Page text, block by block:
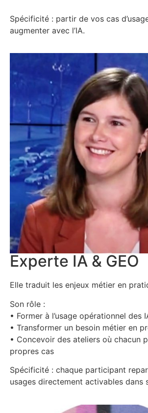
Spécificité : partir de vos cas
augmenter avec l’IA.
Experte IA & GEO
Elle traduit les enjeux métier en
Son rôle :
• Former à l’usage opérationnel des
• Transformer un besoin métier en
• Concevoir des ateliers où chacun
propres cas
Spécificité : chaque participant
usages directement activables dans